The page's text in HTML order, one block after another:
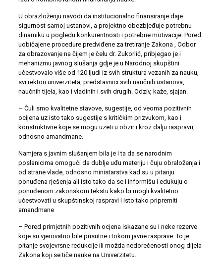
U obrazloženju navodi da institucionalno finansiranje daje
sigurnost samoj ustanovi, a projektno obezbjeđuje potrebnu
dinamiku u pogledu konkurentnosti i potrebne motivacije. Pored
uobičajene procedure predviđene za tretiranje Zakona , Odbor
za obrazovanje na čijem je čelu dr. Zukorlić, pribjegao je i
mehanizmu javnog slušanja gdje je u Narodnoj skupštini
učestvovalo više od 120 ljudi iz svih struktura vezanih za nauku,
svi rektori univerziteta, predstavnici svih naučnih ustanova,
naučnih tijela, kao i vladinih i svih drugih. Odziv, kaže, sjajan.
– Čuli smo kvalitetne stavove, sugestije, od veoma pozitivnih
ocijena uz isto tako sugestije s kritičkim prizvukom, kao i
konstruktivne koje se mogu uzeti u obzir i kroz dalju raspravu,
odnosno amandmane.
Namjera s javnim slušanjem bila je i ta da se narodnim
poslanicima omogući da dublje uđu materiju i čuju obraloženja i
od strane vlade, odnosno ministarstva kad su u pitanju
ponuđena rješenja ali isto tako da se i informišu i edukuju o
ponuđenom zakonskom tekstu kako bi mogli kvalitetno
učestvovati u skupštinskoj raspravi i isto tako pripremiti
amandmane
– Pored primjetnih pozitivnih ocjena iskazane su i neke rezerve
koje su vjerovatno bile prisutne i tokom javne rasprave. To je
pitanje svojevrsne redukcije ili možda nedorečenosti onog dijela
Zakona koji se tiče nauke na Univerzitetu.